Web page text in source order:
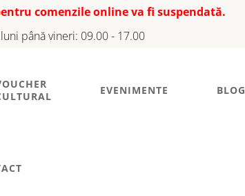
comenzile online va fi suspendată.
până vineri: 09.00 - 17.00
EVENIMENTE BLOG